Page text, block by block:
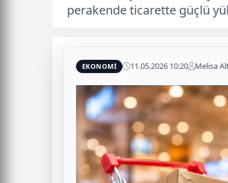
perakende ticarette güçlü
EKONOMİ 11.05.2026 10:20 Melisa